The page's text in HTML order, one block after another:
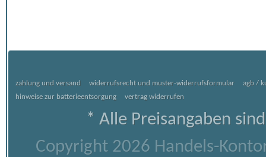
zahlung und versand widerrufsrecht und muster-widerrufsformular
agb /
hinweise zur batterieentsorgung
vertrag widerrufen
* Alle Preisangaben
Copyright 2026 Handels-